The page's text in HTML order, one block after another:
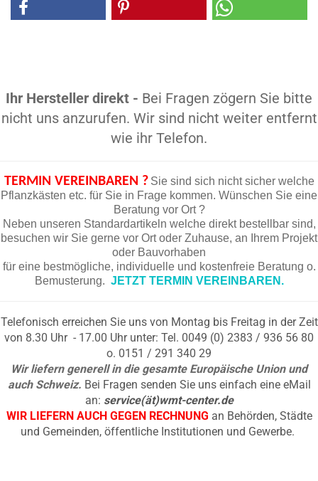
Ihr Hersteller direkt - Bei Fragen zögern Sie bitte
nicht uns anzurufen. Wir sind nicht weiter entfernt
wie ihr Telefon.
TERMIN VEREINBAREN ? Sie sind sich nicht sicher welche
Pflanzkästen etc. für Sie in Frage kommen. Wünschen Sie eine
Beratung vor Ort ?
Neben unseren Standardartikeln welche direkt bestellbar sind,
besuchen wir Sie gerne vor Ort oder Zuhause, an Ihrem Projekt
oder Bauvorhaben
für eine bestmögliche, individuelle und kostenfreie Beratung o.
Bemusterung. JETZT TERMIN VEREINBAREN.
Telefonisch erreichen Sie uns von Montag bis Freitag in der Zeit
von 8.30 Uhr - 17.00 Uhr unter: Tel. 0049 (0) 2383 / 936 56 80
o. 0151 / 291 340 29
Wir liefern generell in die gesamte Europäische Union und
auch Schweiz. Bei Fragen senden Sie uns einfach eine eMail
an: service(ät)wmt-center.de
WIR LIEFERN AUCH GEGEN RECHNUNG an Behörden, Städte
und Gemeinden, öffentliche Institutionen und Gewerbe.